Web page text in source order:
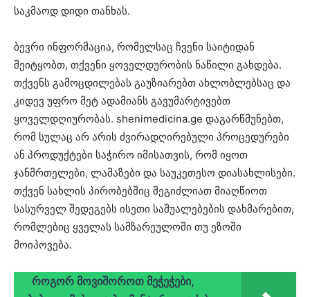
საკმაოდ დიდი თანხას.
ბევრი ინფორმაცია, რომელსაც ჩვენი საიტიდან
შეიტყობთ, თქვენი ყოველდურობის ნაწილი გახდება.
თქვენს გამოცდილებას გაუზიარებთ ახლობლებსაც და
კიდევ უფრო მეტ ადამიანს გავუმარტივებთ
ყოველდღიურობას. shenimedicina.ge დაგარწმუნებთ,
რომ სულაც არ არის ძვირადღირებული პროცედურები
ან პროდუქტები საჭირო იმისათვის, რომ იყოთ
ჯანმრთელები, ლამაზები და საუკეთესო დიასახლისები.
თქვენ სახლის პირობებშიც შეგიძლიათ მიაღწიოთ
სასურველ შედეგებს ისეთი საშუალებების დახმარებით,
რომლებიც ყველას სამზარეულოში თუ ეზოში
მოიპოვება.
როგორ მოვიშოროთ მეჭეჭები,